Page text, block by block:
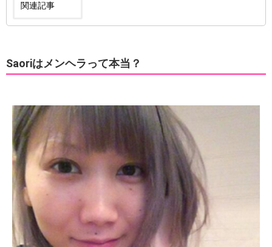
関連記事
Saoriはメンヘラって本当？